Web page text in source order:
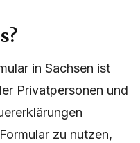
in Sachsen ist
Privatpersonen und
zu nutzen,